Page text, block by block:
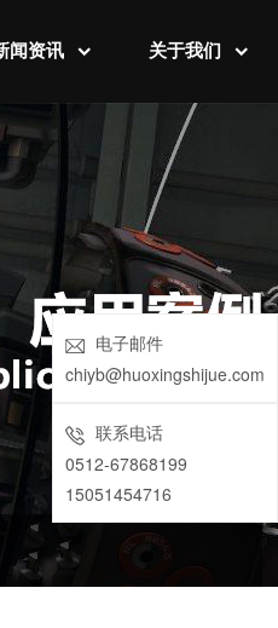
闻资讯
业资讯
新闻
关于我们
公司介绍
发展历程
联系我们
电子邮件
chiyb@huoxingshijue.com
联系电话
0512-67868199
15051454716